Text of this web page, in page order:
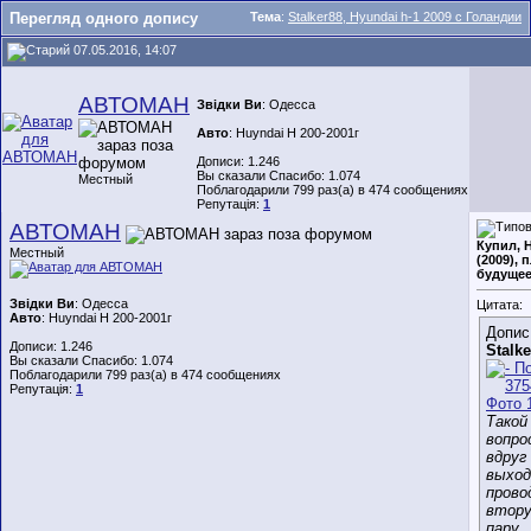
Тема: Stalker88, Hyundai h-1 2009 с Голандии
Перегляд одного допису
07.05.2016, 14:07
АВТОМАН
Местный
Звідки Ви: Одесса
Авто: Huyndai H 200-2001г
Дописи: 1.246
Вы сказали Спасибо: 1.074
Поблагодарили 799 раз(а) в 474 сообщениях
Репутація: 1
АВТОМАН
Местный
Звідки Ви: Одесса
Авто: Huyndai H 200-2001г
Дописи: 1.246
Вы сказали Спасибо: 1.074
Поблагодарили 799 раз(а) в 474 сообщениях
Репутація: 1
Купил,
(2009),
Цитата:
Допис
Такой